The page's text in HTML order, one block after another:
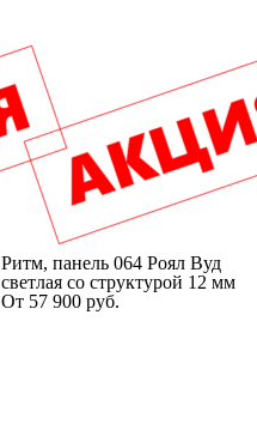
Ритм, панель 064 Роял Вуд
светлая со структурой 12 мм
От 57 900 руб.